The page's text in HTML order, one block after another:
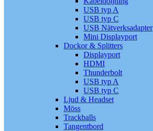
USB typ A
USB typ C
USB Nätverksadapter
Mini Displayport
Dockor & Splitters
Displayport
HDMI
Thunderbolt
USB typ A
USB typ C
Ljud & Headset
Möss
Trackballs
Tangentbord